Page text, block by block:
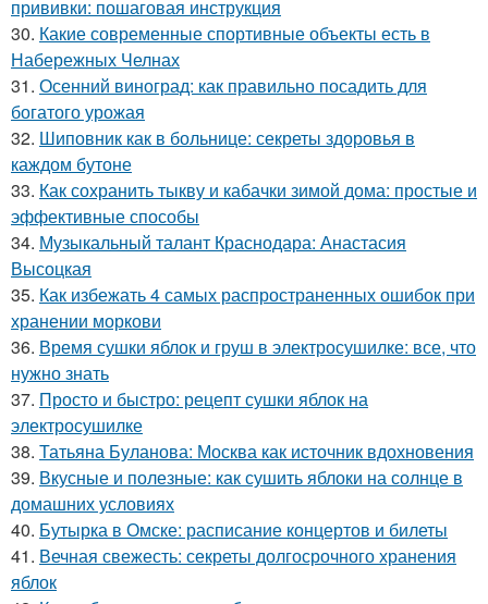
прививки: пошаговая инструкция
30. Какие современные спортивные объекты есть в
Набережных Челнах
31. Осенний виноград: как правильно посадить для
богатого урожая
32. Шиповник как в больнице: секреты здоровья в
каждом бутоне
33. Как сохранить тыкву и кабачки зимой дома: простые и
эффективные способы
34. Музыкальный талант Краснодара: Анастасия
Высоцкая
35. Как избежать 4 самых распространенных ошибок при
хранении моркови
36. Время сушки яблок и груш в электросушилке: все, что
нужно знать
37. Просто и быстро: рецепт сушки яблок на
электросушилке
38. Татьяна Буланова: Москва как источник вдохновения
39. Вкусные и полезные: как сушить яблоки на солнце в
домашних условиях
40. Бутырка в Омске: расписание концертов и билеты
41. Вечная свежесть: секреты долгосрочного хранения
яблок